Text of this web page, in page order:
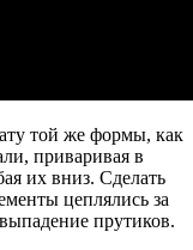
той же формы, как
приваривая в
их вниз. Сделать
цеплялись за
прутиков.